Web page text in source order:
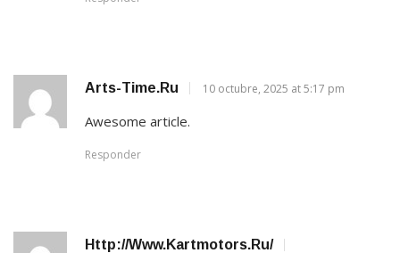
Arts-Time.ru 10 octubre, 2025 at 5:17 pm
Awesome article.
Responder
Http://www.kartmotors.ru/